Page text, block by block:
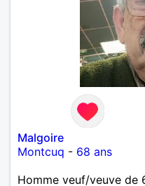
Malgoire
Montcuq - 68 ans
Homme veuf/veuve de